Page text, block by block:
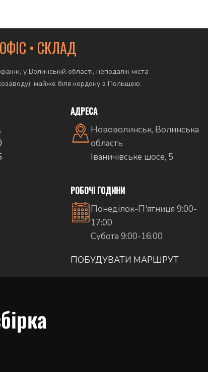
ОФІС • СКЛАД
у Волинській області, неподалік міста
майже біля кордону з Польщею.
АДРЕСА
Нововолинськ, Волинська
область
Іваничівське шосе, 5
РОБОЧІ ГОДИНИ
Понеділок-П'ятниця 9:00-
17:00
Субота 9:00-16:00
ПОБУДУВАТИ МАРШРУТ